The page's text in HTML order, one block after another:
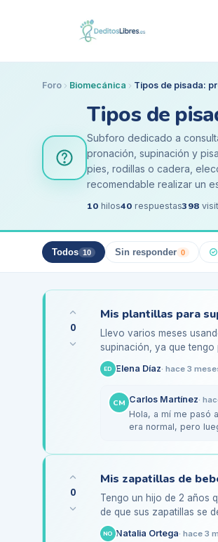
Foro Biomecánica Tipos de pisada:
Tipos de
Subforo dedicado a
pronación, supinación y
pies, rodillas o cadera,
recomendable realizar un
10 hilos40 respuestas398
Todos 10 Sin responder 0
0
Llevo varios meses
supinación, ya que tengo
constante, pero me he
ED Elena Díaz· hace 3
CM Carlos Martínez·
Hola, a mí me pasó
era normal, pero
0
Tengo un hijo de 2 años
de que sus zapatillas se
esto se relaciona…
NO Natalia Ortega· hace 3